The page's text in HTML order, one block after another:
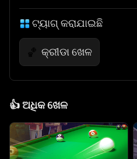
ଟ୍ୟାଗ୍ କରାଯାଇଛି
🏀 କ୍ରୀଡା ଖେଳ
👍ଅଧିକ ଖେଳ